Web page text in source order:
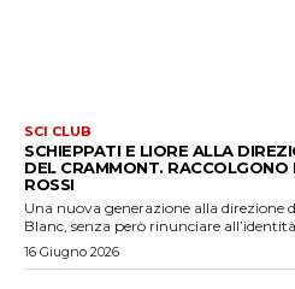
SCI CLUB
SCHIEPPATI E LIORE ALLA
DEL CRAMMONT. RACCOLGONO
ROSSI
Una nuova generazione alla direzione
Blanc, senza però rinunciare all’identità,
16 Giugno 2026